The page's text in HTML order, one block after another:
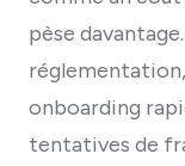
pèse
onboarding
tentatives de